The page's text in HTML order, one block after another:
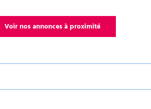
Voir nos annonces à proximité